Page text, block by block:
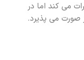
می کند اما در
صورت می پذیرد.